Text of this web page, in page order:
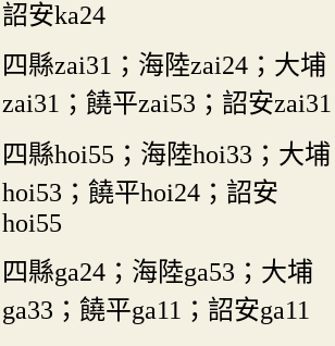
詔安ka24
四縣zai31；海陸zai24；大埔
zai31；饒平zai53；詔安zai31
四縣hoi55；海陸hoi33；大埔
hoi53；饒平hoi24；詔安
hoi55
四縣ga24；海陸ga53；大埔
ga33；饒平ga11；詔安ga11